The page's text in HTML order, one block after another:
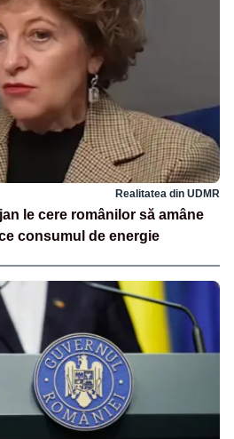
Realitatea din UDMR
le cere românilor să amâne
consumul de energie